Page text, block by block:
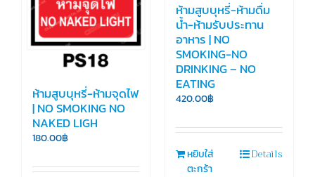
ห้ามสูบบุหรี่-ห้ามจุดไฟ
| NO SMOKING NO
NAKED LIGH
180.00฿
ห้ามสูบบุหรี่-ห้ามดื่ม
น้ำ-ห้ามรับประทาน
อาหาร | NO
SMOKING-NO
DRINKING – NO
EATING
420.00฿
หยิบใส่
ตะกร้า
Details